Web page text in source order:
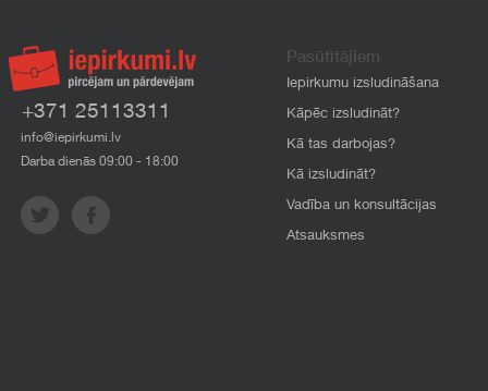
+371 25113311
info@iepirkumi.lv
Darba dienās 09:00 - 18:00
Pasūtītājiem
Iepirkumu izsludināšana
Kāpēc izsludināt?
Kā tas darbojas?
Kā izsludināt?
Vadība un konsultācijas
Atsauksmes